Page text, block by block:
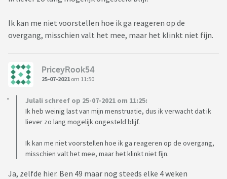
Ik kan me niet voorstellen hoe ik ga reageren op de
overgang, misschien valt het mee, maar het klinkt niet fijn.
PriceyRook54
25-07-2021 om 11:50
Julali schreef op 25-07-2021 om 11:25:
Ik heb weinig last van mijn menstruatie, dus ik verwacht dat ik
liever zo lang mogelijk ongesteld blijf.
Ik kan me niet voorstellen hoe ik ga reageren op de overgang,
misschien valt het mee, maar het klinkt niet fijn.
Ja, zelfde hier. Ben 49 maar nog steeds elke 4 weken